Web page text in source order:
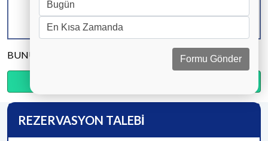
KAPASİTE
10 KİŞİ
BANYO & WC
5 ADET
YATAK ODASI
BUNU PAYLAŞ
REZERVASYON TALEBİ
Formu Gönder